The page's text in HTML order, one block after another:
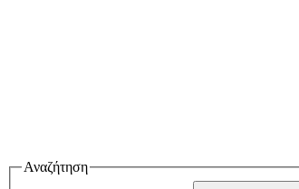
Αναζήτηση